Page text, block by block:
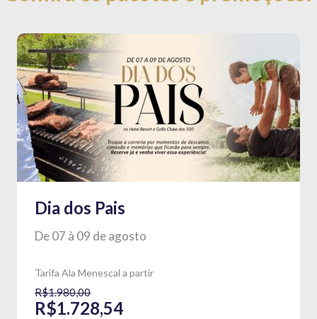
Dia dos Pais
De 07 à 09 de agosto
Tarifa Ala Menescal a partir
R$1.980,00
R$1.728,54